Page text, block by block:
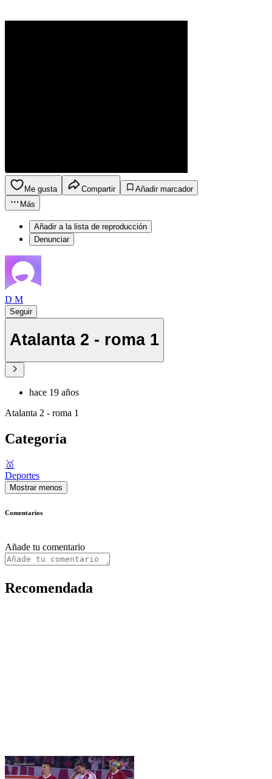
Me gusta Compartir
Añadir marcador
Más
Añadir a la lista de reproducción
Denunciar
D M
Seguir
Atalanta 2 - roma 1
hace 19 años
Atalanta 2 - roma 1
Categoría
🥇
Deportes
Mostrar menos
Comentarios
Añade tu comentario
Recomendada